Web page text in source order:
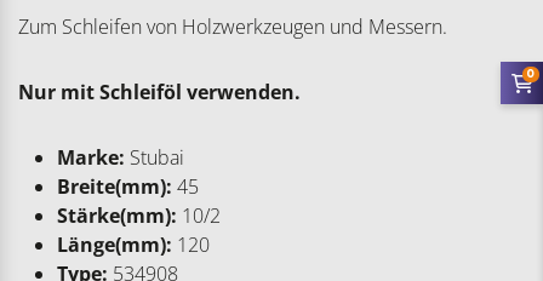
Zum Schleifen von Holzwerkzeugen und Messern.
Nur mit Schleiföl verwenden.
Marke: Stubai
Breite(mm): 45
Stärke(mm): 10/2
Länge(mm): 120
Type: 534908
0